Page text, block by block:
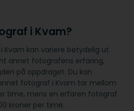
i Kvam?
Kvam kan variere betydelig ut
annet fotografens erfaring,
på oppdraget. Du kan
fotograf i Kvam tar mellom
time, mens en erfaren fotograf
kroner per time.